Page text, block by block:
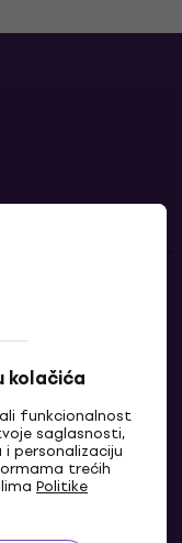
kolačića
funkcionalnost
saglasnosti,
personalizaciju
trećih
Politike